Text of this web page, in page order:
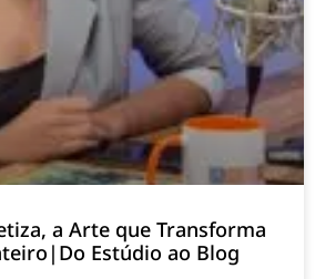
a Arte que Transforma
Estúdio ao Blog